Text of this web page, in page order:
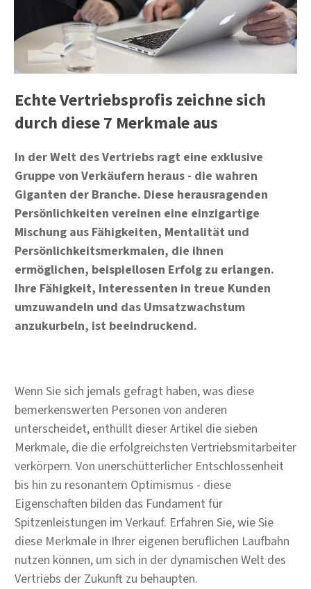
Echte Vertriebsprofis zeichne sich
durch diese 7 Merkmale aus
In der Welt des Vertriebs ragt eine exklusive
Gruppe von Verkäufern heraus - die wahren
Giganten der Branche. Diese herausragenden
Persönlichkeiten vereinen eine einzigartige
Mischung aus Fähigkeiten, Mentalität und
Persönlichkeitsmerkmalen, die ihnen
ermöglichen, beispiellosen Erfolg zu erlangen.
Ihre Fähigkeit, Interessenten in treue Kunden
umzuwandeln und das Umsatzwachstum
anzukurbeln, ist beeindruckend.
Wenn Sie sich jemals gefragt haben, was diese
bemerkenswerten Personen von anderen
unterscheidet, enthüllt dieser Artikel die sieben
Merkmale, die die erfolgreichsten Vertriebsmitarbeiter
verkörpern. Von unerschütterlicher Entschlossenheit
bis hin zu resonantem Optimismus - diese
Eigenschaften bilden das Fundament für
Spitzenleistungen im Verkauf. Erfahren Sie, wie Sie
diese Merkmale in Ihrer eigenen beruflichen Laufbahn
nutzen können, um sich in der dynamischen Welt des
Vertriebs der Zukunft zu behaupten.